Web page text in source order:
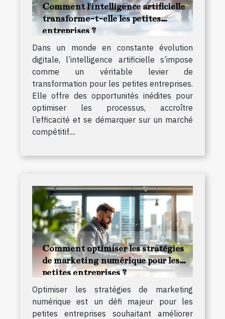
Comment l'intelligence artificielle
transforme-t-elle les petites
entreprises ?
Dans un monde en constante évolution
digitale, l’intelligence artificielle s’impose
comme un véritable levier de
transformation pour les petites entreprises.
Elle offre des opportunités inédites pour
optimiser les processus, accroître
l’efficacité et se démarquer sur un marché
compétitif....
Comment optimiser les stratégies
de marketing numérique pour les
petites entreprises ?
Optimiser les stratégies de marketing
numérique est un défi majeur pour les
petites entreprises souhaitant améliorer